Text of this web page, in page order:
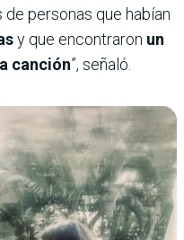
personas que habían
y que encontraron un
canción”, señaló.